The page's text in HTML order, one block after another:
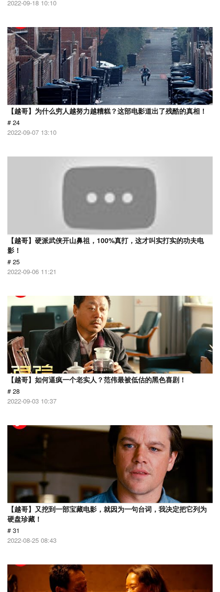
2022-09-18 10:10
【越哥】为什么穷人越努力越糟糕？这部电影道出了残酷的真相！
# 24
2022-09-07 13:10
【越哥】硬派武侠开山鼻祖，100%真打，这才叫实打实的功夫电
影！
# 25
2022-09-06 11:21
【越哥】如何逼疯一个老实人？范伟最被低估的黑色喜剧！
# 28
2022-09-03 10:37
【越哥】又挖到一部宝藏电影，就因为一句台词，我决定把它列为
硬盘珍藏！
# 31
2022-08-25 08:43